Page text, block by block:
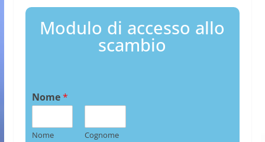
Modulo di accesso allo
scambio
Nome*
Nome Cognome